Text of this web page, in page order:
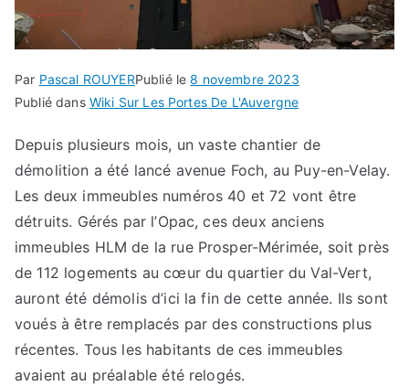
Par Pascal ROUYERPublié le8 novembre 2023
Publié dans Wiki Sur Les Portes De L'Auvergne
Depuis plusieurs mois, un vaste chantier de
démolition a été lancé avenue Foch, au Puy-en-Velay.
Les deux immeubles numéros 40 et 72 vont être
détruits. Gérés par l’Opac, ces deux anciens
immeubles HLM de la rue Prosper-Mérimée, soit près
de 112 logements au cœur du quartier du Val-Vert,
auront été démolis d’ici la fin de cette année. Ils sont
voués à être remplacés par des constructions plus
récentes. Tous les habitants de ces immeubles
avaient au préalable été relogés.